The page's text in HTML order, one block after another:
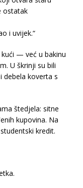
ostatak
i uvijek.“
kući — već u bakinu
U škrinji su bili
debela koverta s
štedjela: sitne
kupovina. Na
kredit.